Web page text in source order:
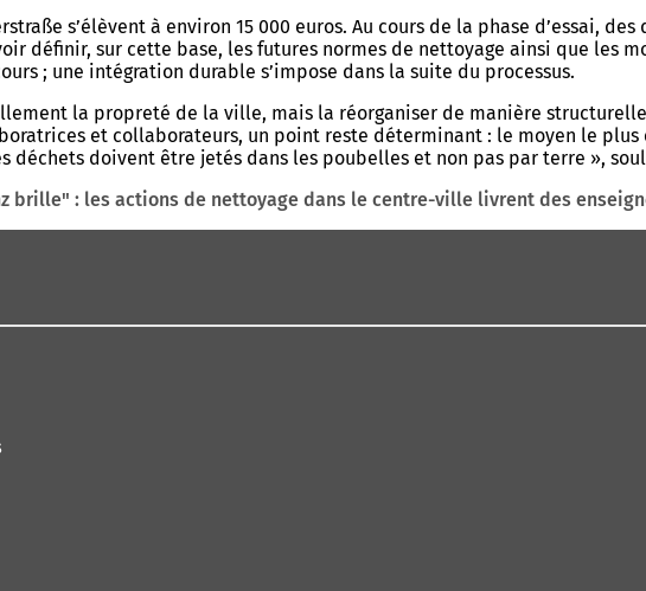
s’élèvent à environ 15 000 euros. Au cours de la phase d’essai,
définir, sur cette base, les futures normes de nettoyage ainsi que les
; une intégration durable s’impose dans la suite du processus.
la propreté de la ville, mais la réorganiser de manière
et collaborateurs, un point reste déterminant : le moyen le
déchets doivent être jetés dans les poubelles et non pas par terre »,
brille" : les actions de nettoyage dans le centre-ville livrent des